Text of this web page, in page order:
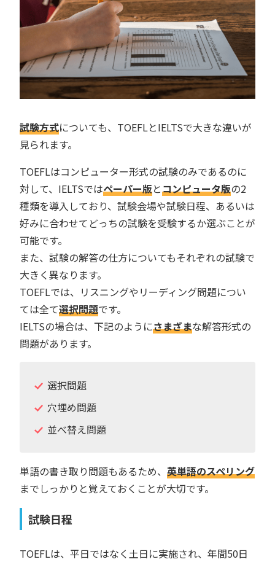
試験方式についても、TOEFLとIELTSで大きな違いが
見られます。
TOEFLはコンピューター形式の試験のみであるのに
対して、IELTSではペーパー版とコンピュータ版の2
種類を導入しており、試験会場や試験日程、あるいは
好みに合わせてどっちの試験を受験するか選ぶことが
可能です。
また、試験の解答の仕方についてもそれぞれの試験で
大きく異なります。
TOEFLでは、リスニングやリーディング問題につい
ては全て選択問題です。
IELTSの場合は、下記のようにさまざまな解答形式の
問題があります。
選択問題
穴埋め問題
並べ替え問題
単語の書き取り問題もあるため、 英単語のスペリング
までしっかりと覚えておくことが大切です。
試験日程
TOEFLは、平日ではなく土日に実施され、年間50日